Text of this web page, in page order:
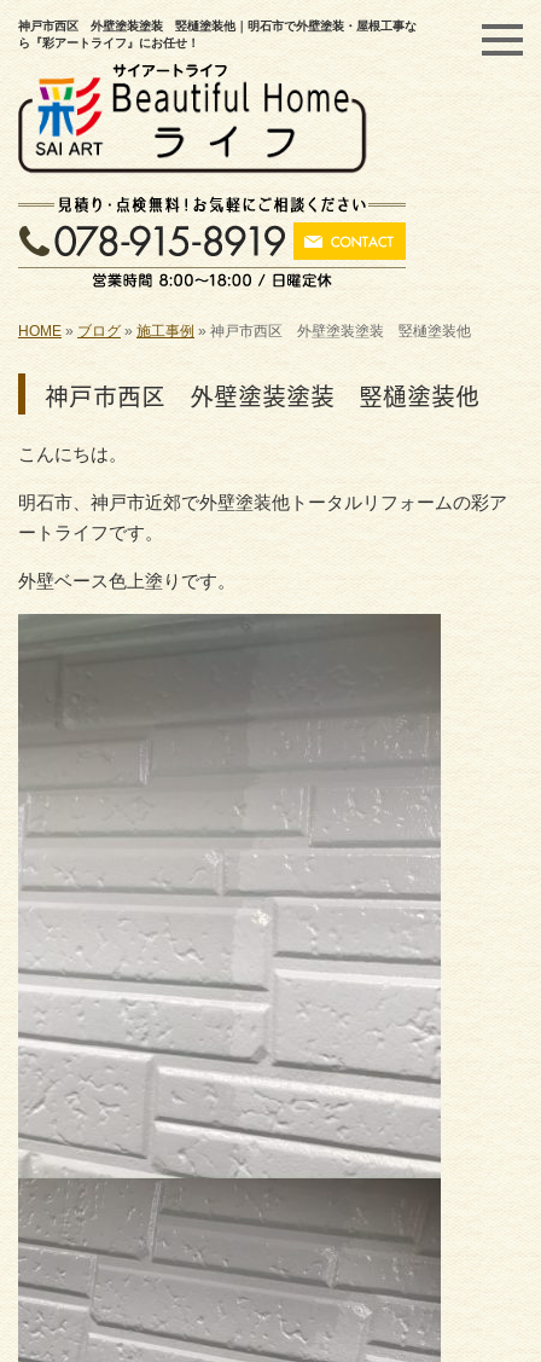
神戸市西区 外壁塗装塗装 竪樋塗装他｜明石市で外壁塗装・屋根工事な
ら『彩アートライフ』にお任せ！
HOME » ブログ » 施工事例 »神戸市西区 外壁塗装塗装 竪樋塗装他
神戸市西区 外壁塗装塗装 竪樋塗装他
こんにちは。
明石市、神戸市近郊で外壁塗装他トータルリフォームの彩ア
ートライフです。
外壁ベース色上塗りです。